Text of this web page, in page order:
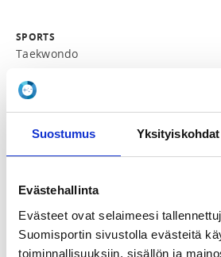
Suostumus Yksityiskohdat
Evästehallinta
Evästeet ovat selaimeesi
Suomisportin sivustolla evästeitä
toiminnallisuuksiin, sisällön ja
SPORTS
Taekwondo
REGISTRATION PERIOD
Th 2.5.2024 at 15:20 - Mo 27.5.2024
ADDITIONAL INFORMATION
junghyun.cho@taekwondo.fi
0403651419
INSTRUCTORS